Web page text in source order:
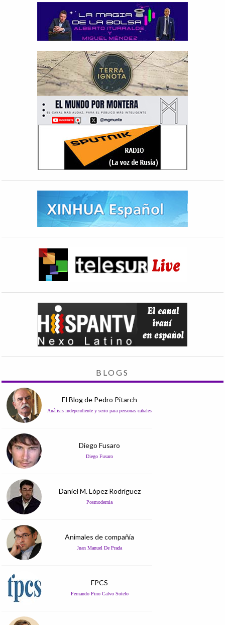
BLOGS
El Blog de Pedro Pitarch
Análisis independiente y serio para personas cabales
Diego Fusaro
Diego Fusaro
Daniel M. López Rodríguez
Posmodernia
Animales de compañía
Juan Manuel De Prada
FPCS
Fernando Pino Calvo Sotelo